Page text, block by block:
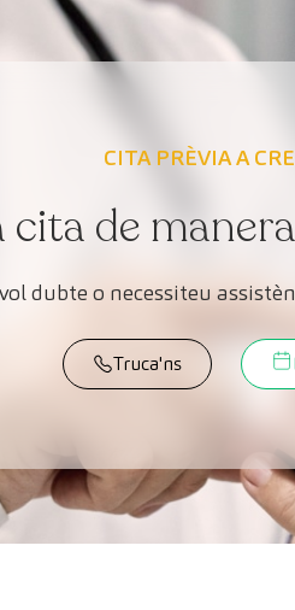
CITA PRÈVIA A
cita de
dubte o necessiteu
Truca'ns